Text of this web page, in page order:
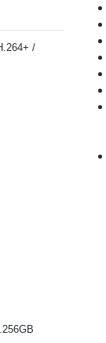
/